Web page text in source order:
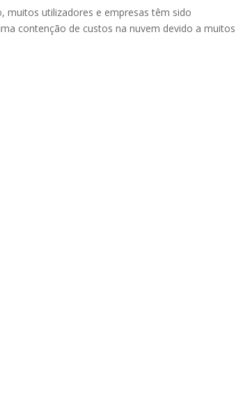
muitos utilizadores e empresas têm sido
contenção de custos na nuvem devido a muitos